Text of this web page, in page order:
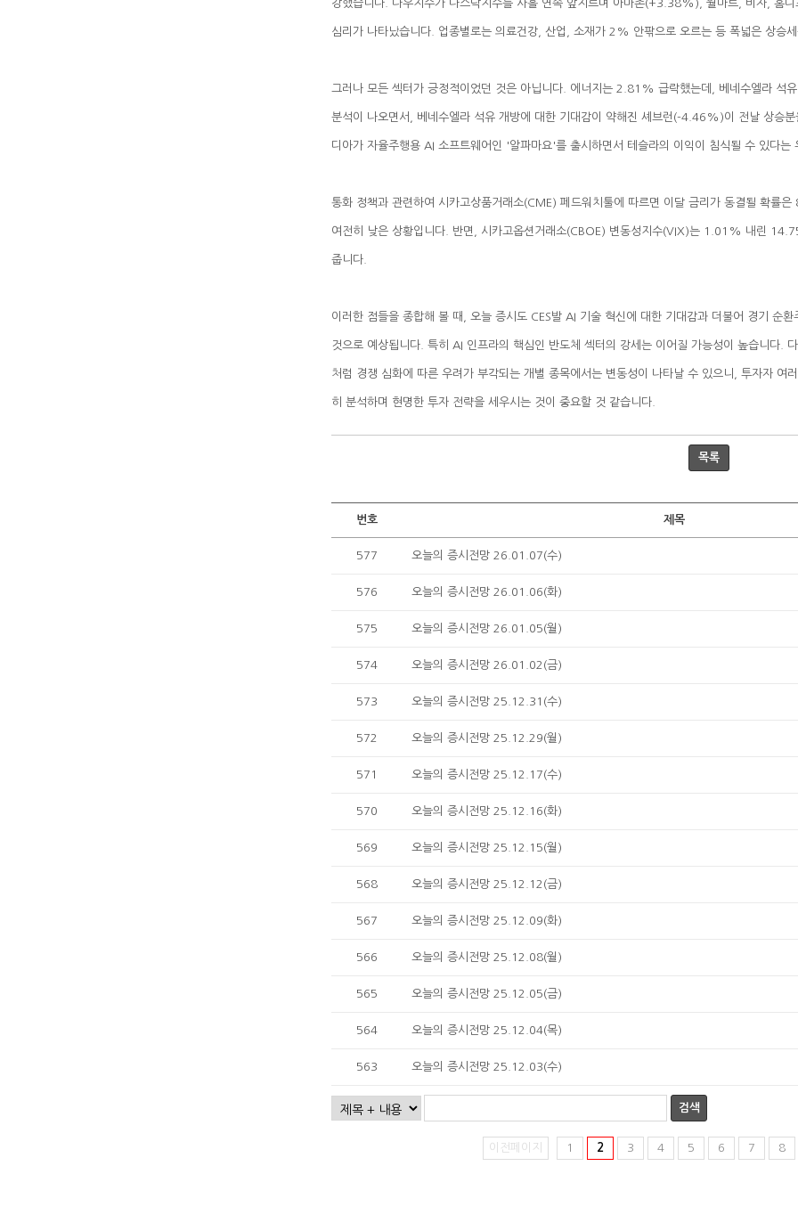
심리가 나타났습니다. 업종별로는 의료건강, 산업, 소재가 2% 안팎으로 오르는 등 폭넓은 상승
디아가 자율주행용 AI 소프트웨어인 '알파마요'를 출시하면서 테슬라의 이익이 침식될 수 있다는
줍니다.
히 분석하며 현명한 투자 전략을 세우시는 것이 중요할 것 같습니다.
목록
번호 제목
577 오늘의 증시전망 26.01.07(수)
576 오늘의 증시전망 26.01.06(화)
575 오늘의 증시전망 26.01.05(월)
574 오늘의 증시전망 26.01.02(금)
573 오늘의 증시전망 25.12.31(수)
572 오늘의 증시전망 25.12.29(월)
571 오늘의 증시전망 25.12.17(수)
570 오늘의 증시전망 25.12.16(화)
569 오늘의 증시전망 25.12.15(월)
568 오늘의 증시전망 25.12.12(금)
567 오늘의 증시전망 25.12.09(화)
566 오늘의 증시전망 25.12.08(월)
565 오늘의 증시전망 25.12.05(금)
564 오늘의 증시전망 25.12.04(목)
563 오늘의 증시전망 25.12.03(수)
검색
이전페이지 1 2 3 4 5 6 7 8